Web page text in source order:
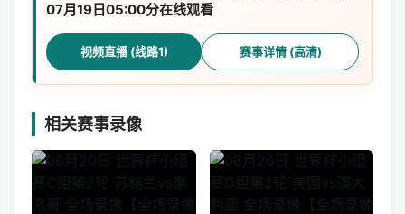
07月19日05:00分在线观看
视频直播 (线路1) 赛事详情 (高清)
相关赛事录像